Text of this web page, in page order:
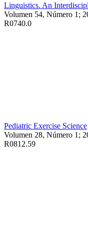
Linguistics. An
Volumen 54, Número 1;
R0740.0
Pediatric Exercise Science
Volumen 28, Número 1;
R0812.59